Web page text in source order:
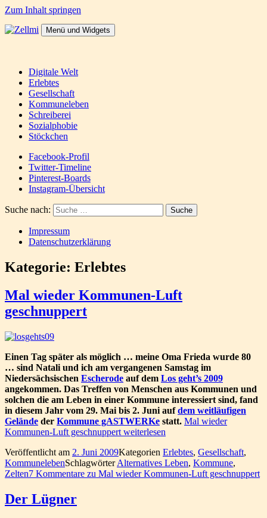
Zum Inhalt springen
Menü und Widgets
Digitale Welt
Erlebtes
Gesellschaft
Kommuneleben
Schreiberei
Sozialphobie
Stöckchen
Facebook-Profil
Twitter-Timeline
Pinterest-Boards
Instagram-Übersicht
Suche nach:
Impressum
Datenschutzerklärung
Kategorie: Erlebtes
Mal wieder Kommunen-Luft
geschnuppert
Einen Tag später als möglich … meine Oma Frieda wurde 80
… sind Natali und ich am vergangenen Samstag im
Niedersächsischen Escherode auf dem Los geht’s 2009
angekommen. Das Treffen von Menschen aus Kommunen und
solchen die am Leben in einer Kommune interessiert sind, fand
in diesem Jahr vom 29. Mai bis 2. Juni aufdem weitläufigen
Gelände der Kommune gASTWERKe statt. Mal wieder
Kommunen-Luft geschnuppert weiterlesen
Veröffentlicht am 2. Juni 2009Kategorien Erlebtes, Gesellschaft,
KommunelebenSchlagwörterAlternatives Leben, Kommune,
Zelten7 Kommentare zu Mal wieder Kommunen-Luft geschnuppert
Der Lügner